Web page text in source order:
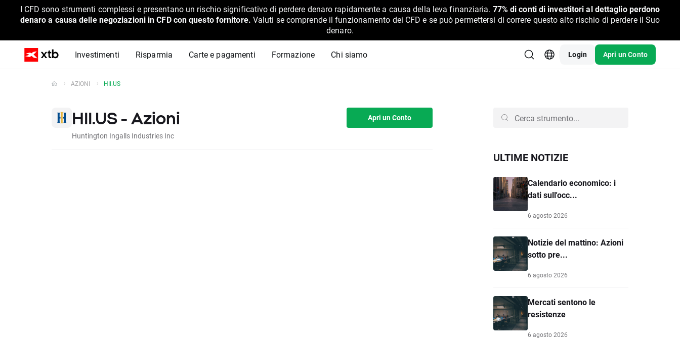
I CFD sono strumenti complessi e presentano un rischio significativo di perdere denaro rapidamente a causa della leva finanziaria. 77% di conti di investitori al dettaglio perdono
denaro a causa delle negoziazioni in CFD con questo fornitore. Valuti se comprende il funzionamento dei CFD e se può permettersi di correre questo alto rischio di perdere il Suo
denaro.
Investimenti Risparmia Carte e pagamenti Formazione Chi siamo Login Apri un Conto
AZIONI HII.US
HII.US - Azioni
Huntington Ingalls Industries Inc
Apri un Conto
ULTIME NOTIZIE
Calendario economico: i
dati sull'occ...
6 agosto 2026
Notizie del mattino: Azioni
sotto pre...
6 agosto 2026
Mercati sentono le
resistenze
6 agosto 2026